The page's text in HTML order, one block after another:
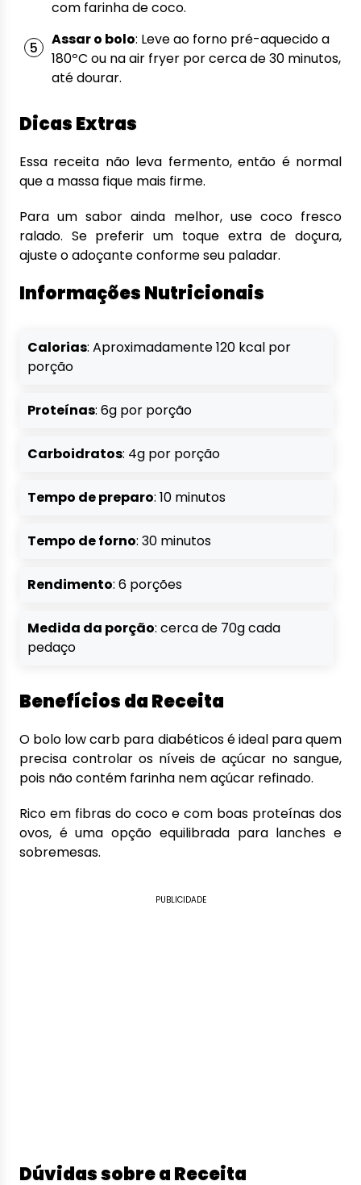
com farinha de coco.
Assar o bolo: Leve ao forno pré-aquecido a
180ºC ou na air fryer por cerca de 30 minutos,
até dourar.
Dicas Extras
Essa receita não leva fermento, então é normal
que a massa fique mais firme.
Para um sabor ainda melhor, use coco fresco
ralado. Se preferir um toque extra de doçura,
ajuste o adoçante conforme seu paladar.
Informações Nutricionais
Calorias: Aproximadamente 120 kcal por
porção
Proteínas: 6g por porção
Carboidratos: 4g por porção
Tempo de preparo: 10 minutos
Tempo de forno: 30 minutos
Rendimento: 6 porções
Medida da porção: cerca de 70g cada
pedaço
Benefícios da Receita
O bolo low carb para diabéticos é ideal para quem
precisa controlar os níveis de açúcar no sangue,
pois não contém farinha nem açúcar refinado.
Rico em fibras do coco e com boas proteínas dos
ovos, é uma opção equilibrada para lanches e
sobremesas.
PUBLICIDADE
Dúvidas sobre a Receita